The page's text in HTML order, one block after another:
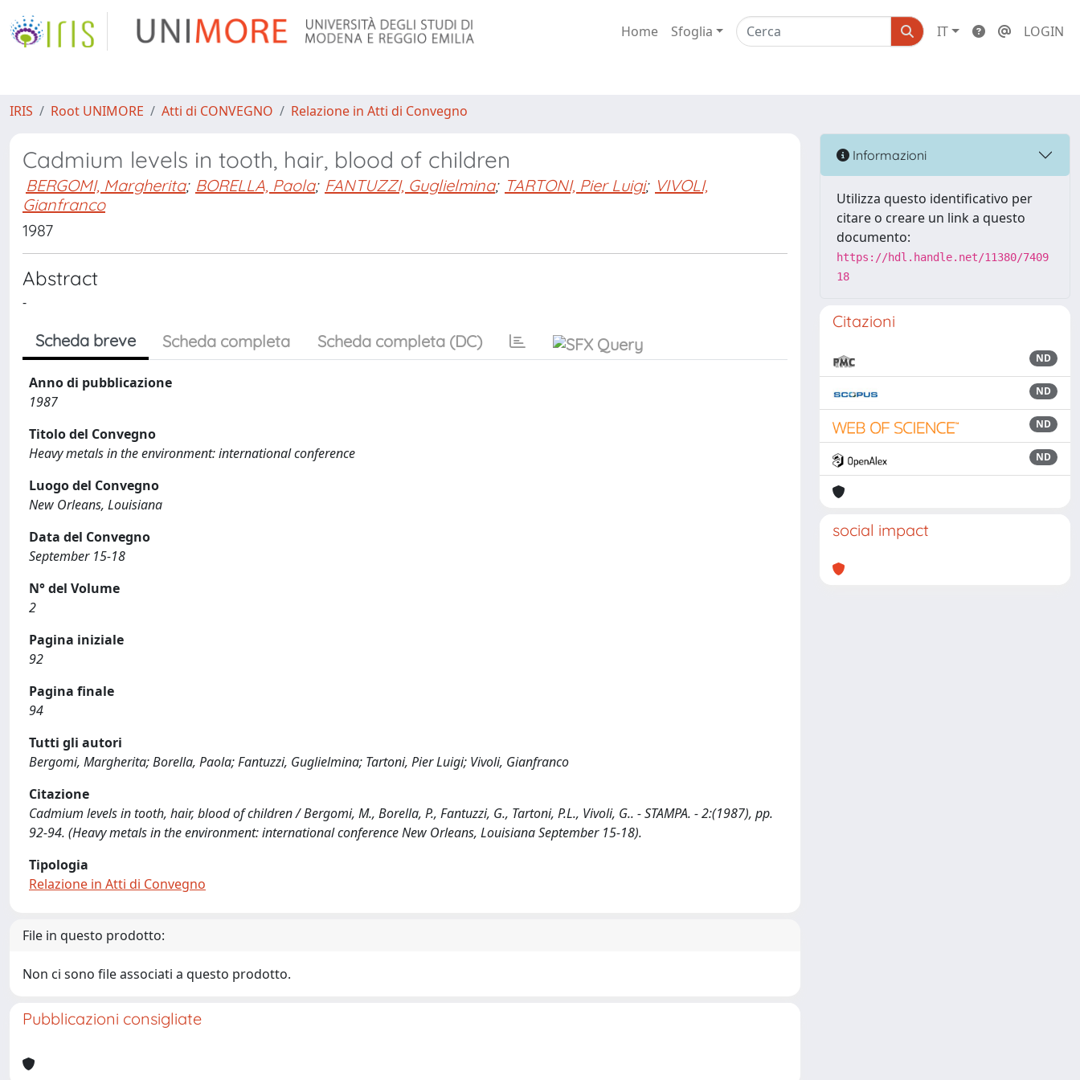
Home Sfoglia IT LOGIN
IRIS Root UNIMORE Atti di CONVEGNO Relazione in Atti di Convegno
Cadmium levels in tooth, hair, blood of children
BERGOMI, Margherita; BORELLA, Paola; FANTUZZI, Guglielmina; TARTONI, Pier Luigi; VIVOLI,
Gianfranco
1987
Abstract
-
Scheda breve Scheda completa Scheda completa (DC)
Anno di pubblicazione
1987
Titolo del Convegno
Heavy metals in the environment: international conference
Luogo del Convegno
New Orleans, Louisiana
Data del Convegno
September 15-18
N° del Volume
2
Pagina iniziale
92
Pagina finale
94
Tutti gli autori
Bergomi, Margherita; Borella, Paola; Fantuzzi, Guglielmina; Tartoni, Pier Luigi; Vivoli, Gianfranco
Citazione
Cadmium levels in tooth, hair, blood of children / Bergomi, M., Borella, P., Fantuzzi, G., Tartoni, P.L., Vivoli, G.. - STAMPA. - 2:(1987), pp.
92-94. (Heavy metals in the environment: international conference New Orleans, Louisiana September 15-18).
Tipologia
Relazione in Atti di Convegno
File in questo prodotto:
Non ci sono file associati a questo prodotto.
Pubblicazioni consigliate
Informazioni
Utilizza questo identificativo per
citare o creare un link a questo
documento:
https://hdl.handle.net/11380/7409
18
Citazioni
ND
ND
ND
ND
social impact